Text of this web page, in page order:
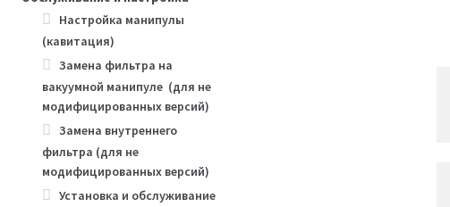
Настройка манипулы
(кавитация)
Замена фильтра на
вакуумной манипуле (для не
модифицированных версий)
Замена внутреннего
фильтра (для не
модифицированных версий)
Установка и обслуживание